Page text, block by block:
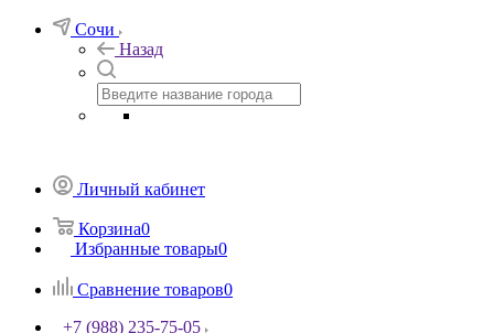
Сочи
Назад
Личный кабинет
Корзина0
Избранные товары0
Сравнение товаров0
+7 (988) 235-75-05